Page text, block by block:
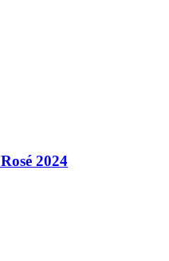
2024